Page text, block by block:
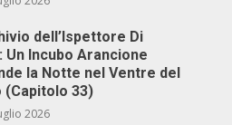
dell’Ispettore Di
Un Incubo Arancione
la Notte nel Ventre del
(Capitolo 33)
2026